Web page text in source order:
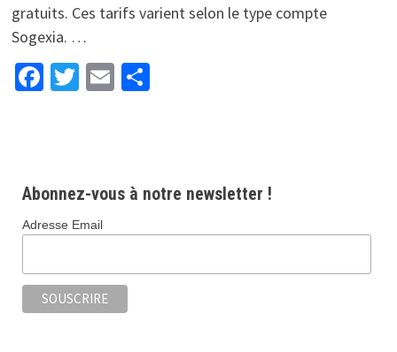
gratuits. Ces tarifs varient selon le type compte
Sogexia. …
Facebook
Twitter
EmailPartager
Abonnez-vous à notre newsletter !
Adresse Email